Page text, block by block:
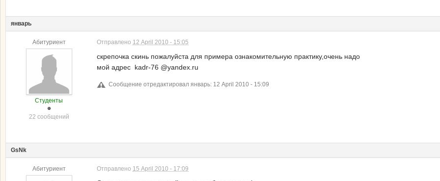
январь
Абитуриент
Студенты
22 сообщений
Отправлено 12 April 2010 - 15:05
скрепочка скинь пожалуйста для примера ознакомительную практику,очень надо
мой адрес kadr-76 @yandex.ru
Сообщение отредактировал январь: 12 April 2010 - 15:09
GsNk
Абитуриент Отправлено 15 April 2010 - 17:09